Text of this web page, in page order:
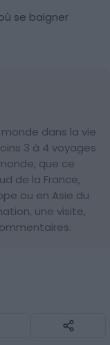
se baigner
dans la vie
3 à 4 voyages
que ce
de la France,
ou en Asie du
une visite,